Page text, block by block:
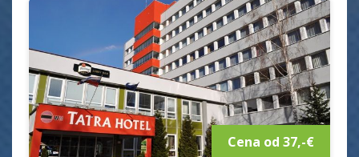
vanou. Dále je to satelitní televizor.
Na pokoji je také malá lednice, kam je možno si
uschovat své potraviny. Také je možno připravit si
kávu či čaj.
Apartmány jsou vybaveny kuchyňkou.
V celém objektu je bezplatné Wi-Fi připojení.
Cena od 37,-€